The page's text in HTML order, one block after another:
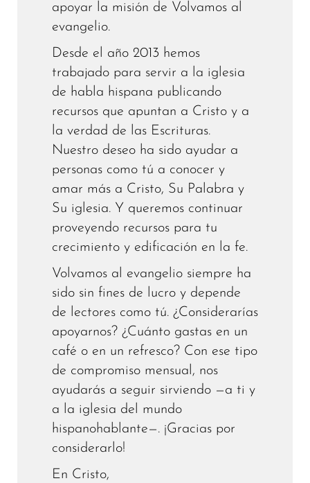
apoyar la misión de Volvamos al
evangelio.
Desde el año 2013 hemos
trabajado para servir a la iglesia
de habla hispana publicando
recursos que apuntan a Cristo y a
la verdad de las Escrituras.
Nuestro deseo ha sido ayudar a
personas como tú a conocer y
amar más a Cristo, Su Palabra y
Su iglesia. Y queremos continuar
proveyendo recursos para tu
crecimiento y edificación en la fe.
Volvamos al evangelio siempre ha
sido sin fines de lucro y depende
de lectores como tú. ¿Considerarías
apoyarnos? ¿Cuánto gastas en un
café o en un refresco? Con ese tipo
de compromiso mensual, nos
ayudarás a seguir sirviendo —a ti y
a la iglesia del mundo
hispanohablante—. ¡Gracias por
considerarlo!
En Cristo,